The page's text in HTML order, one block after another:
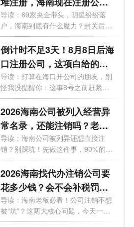
好处有哪些？
导读：69家央企带头，明星纷纷落
户，海南到底有什么魔力？封关后普
通人还...
倒计时不足3天！8月8日后海
口注册公司，这项白给的福
利永远没了
导读：打算在海口开公司的朋友，别
怪我没提醒你：这事8号之前赶紧
办！倒...
2026海南公司被列入经营异
常名录，还能注销吗？老板
必看的自救指南！
导读：海南公司被列异还想直接注
销？别踩坑！先做这件事，90%的老
板都不知...
2026海南找代办注销公司要
花多少钱？会不会补税罚
款？海南最新注销避坑指
南！
导读：海南老板必看！公司注销不想
被“坑”？这两大核心问题，今天一次
说...